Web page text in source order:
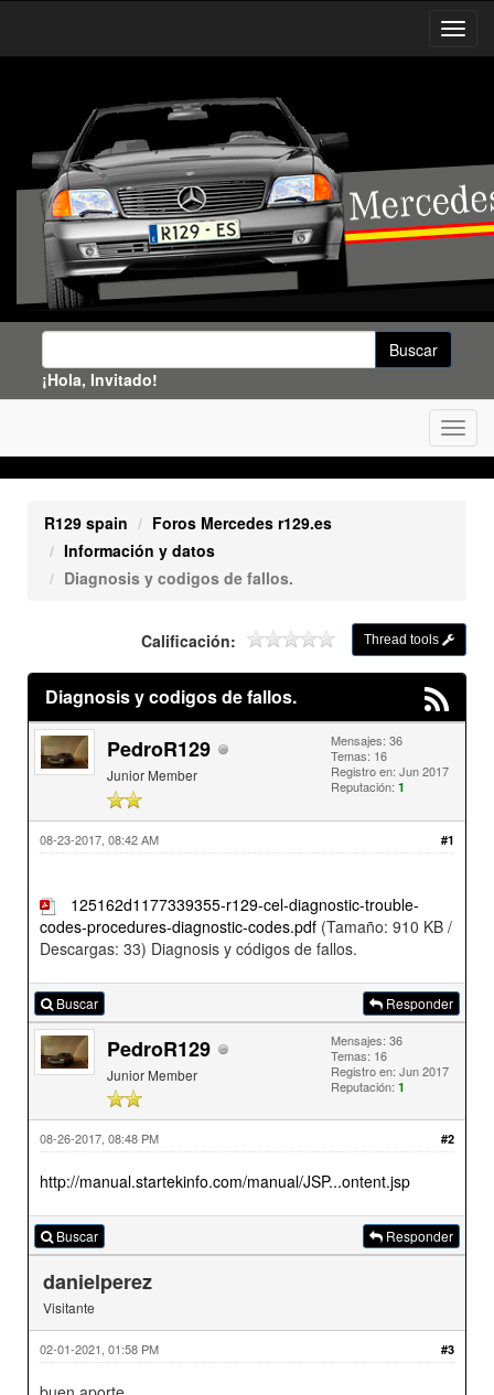
¡Hola, Invitado!
R129 spain
Foros Mercedes r129.es
Información y datos
Diagnosis y codigos de fallos.
Thread tools
Calificación:
Diagnosis y codigos de fallos.
PedroR129
Junior Member
Mensajes: 36
Temas: 16
Registro en: Jun 2017
Reputación: 1
#1
08-23-2017, 08:42 AM
125162d1177339355-r129-cel-diagnostic-trouble-
codes-procedures-diagnostic-codes.pdf (Tamaño: 910 KB /
Descargas: 33) Diagnosis y códigos de fallos.
Buscar Responder
PedroR129
Junior Member
Mensajes: 36
Temas: 16
Registro en: Jun 2017
Reputación: 1
#2
08-26-2017, 08:48 PM
http://manual.startekinfo.com/manual/JSP...ontent.jsp
Buscar Responder
danielperez
Visitante
#3
02-01-2021, 01:58 PM